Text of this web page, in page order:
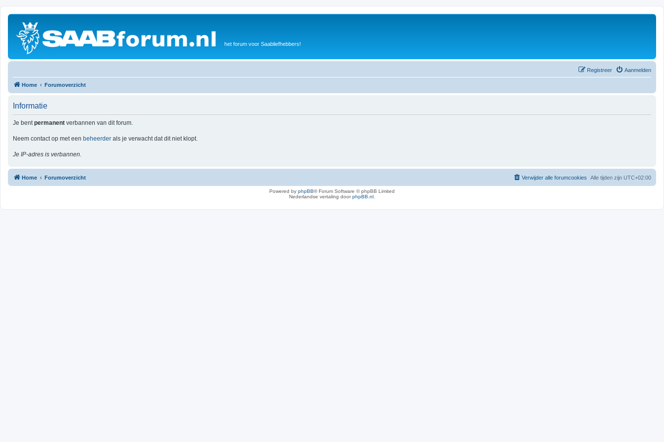
het forum voor Saabliefhebbers!
Aanmelden
Registreer
Home Forumoverzicht
Informatie
Je bentpermanent verbannen van dit forum.
Neem contact op met een beheerder als je verwacht dat dit niet klopt.
Je IP-adres is verbannen.
Home Forumoverzicht Alle tijden zijn UTC+02:00
Verwijder alle forumcookies
Powered by phpBB® Forum Software © phpBB Limited
Nederlandse vertaling doorphpBB.nl